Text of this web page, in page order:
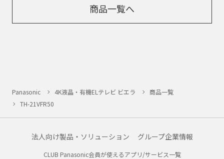
商品一覧へ
Panasonic 4K液晶・有機ELテレビ ビエラ
商品一覧
TH-21VFR50
法人向け製品・ソリューション グループ企業情報
CLUB Panasonic会員が使えるアプリ/サービス一覧